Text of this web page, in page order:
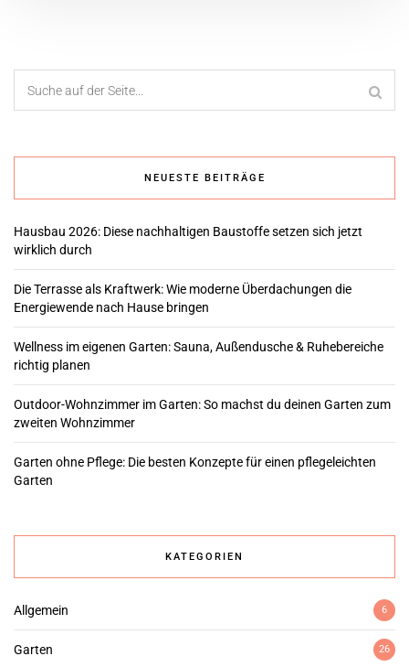
NEUESTE BEITRÄGE
Hausbau 2026: Diese nachhaltigen Baustoffe setzen sich jetzt
wirklich durch
Die Terrasse als Kraftwerk: Wie moderne Überdachungen die
Energiewende nach Hause bringen
Wellness im eigenen Garten: Sauna, Außendusche & Ruhebereiche
richtig planen
Outdoor-Wohnzimmer im Garten: So machst du deinen Garten zum
zweiten Wohnzimmer
Garten ohne Pflege: Die besten Konzepte für einen pflegeleichten
Garten
KATEGORIEN
Allgemein 6
Garten 26